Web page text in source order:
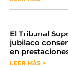
​El Tribunal
jubilado
en
LEER MÁS >